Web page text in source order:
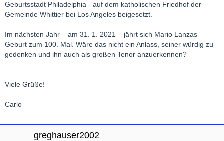
Geburtsstadt Philadelphia - auf dem katholischen Friedhof der
Gemeinde Whittier bei Los Angeles beigesetzt.
Im nächsten Jahr – am 31. 1. 2021 – jährt sich Mario Lanzas
Geburt zum 100. Mal. Wäre das nicht ein Anlass, seiner würdig zu
gedenken und ihn auch als großen Tenor anzuerkennen?
Viele Grüße!
Carlo
greghauser2002